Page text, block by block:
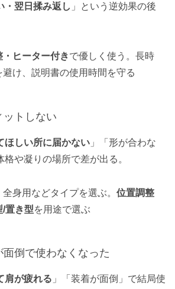
・翌日揉み返し 」という逆効果の後
・ヒーター付きで優しく使う。長時
避け、説明書の使用時間を守る
ットしない
ほしい所に届かない 」「形が合わな
や凝りの場所で差が出る。
全身用などタイプを選ぶ。位置調整
/置き型を用途で選ぶ
倒で使わなくなった
肩が疲れる 」「装着が面倒」で結局使